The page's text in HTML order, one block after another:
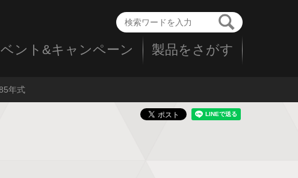
ント&キャンペーン 製品をさがす
年式